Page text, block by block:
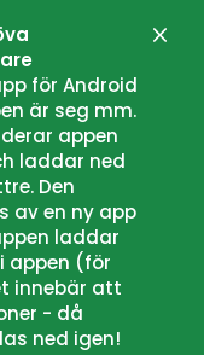
för Android
är seg mm.
appen
laddar ned
Den
av en ny app
laddar
appen (för
innebär att
- då
ned igen!